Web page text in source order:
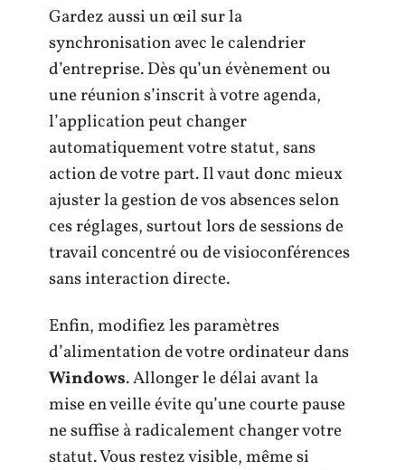
Gardez aussi un œil sur la
synchronisation avec le calendrier
d’entreprise. Dès qu’un évènement ou
une réunion s’inscrit à votre agenda,
l’application peut changer
automatiquement votre statut, sans
action de votre part. Il vaut donc mieux
ajuster la gestion de vos absences selon
ces réglages, surtout lors de sessions de
travail concentré ou de visioconférences
sans interaction directe.
Enfin, modifiez les paramètres
d’alimentation de votre ordinateur dans
Windows. Allonger le délai avant la
mise en veille évite qu’une courte pause
ne suffise à radicalement changer votre
statut. Vous restez visible, même si